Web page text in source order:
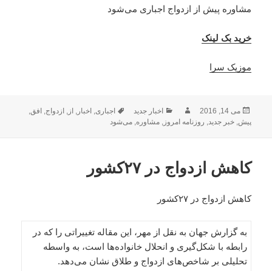
مشاوره پیش از ازدواج اجباری می‌شود
خرید بک لینک
موزیک سرا
ارسال
شده
می 14, 2016 نویسندهدسته‌ها
اخبار جدید برچسب‌ها
اجباری, اخبار, از, ازدواج, افق,
پیش,خبر جدید, روزنامه امروز,مشاوره,می‌شود
کاهش ازدواج در ۲۷کشور
کاهش ازدواج در ۲۷کشور
به گزارش جهان به نقل از مهر، این مقاله تغییراتی را که در
رابطه با شکل‌گیری و انحلال خانواده‌ها است، به واسطه
تحلیلی بر شاخص‌های ازدواج و طلاق نشان می‌دهد.